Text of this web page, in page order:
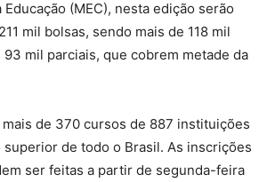
(MEC), nesta edição serão
mil bolsas, sendo mais de 118 mil
mil parciais, que cobrem metade da
mais de 370 cursos de 887 instituições
superior de todo o Brasil. As inscrições
ser feitas a partir de segunda-feira